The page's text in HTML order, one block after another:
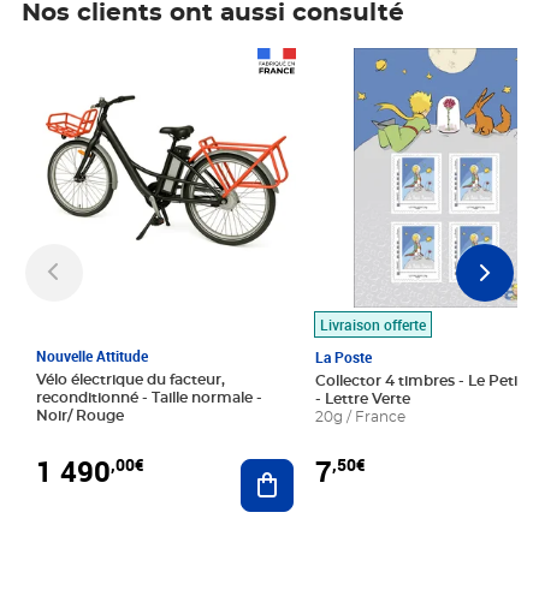
Nos clients ont aussi consulté
Nouvelle Attitude
Vélo électrique du facteur,
reconditionné - Taille normale -
Noir/ Rouge
1 490,00€ Ajouter au panier
Livraison offerte
La Poste
Collector 4 timbres - Le Petit
- Lettre Verte
20g / France
7,50€
Prix 7,50€